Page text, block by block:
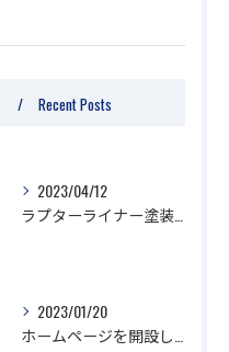
Recent Posts
2023/04/12
2023/01/20